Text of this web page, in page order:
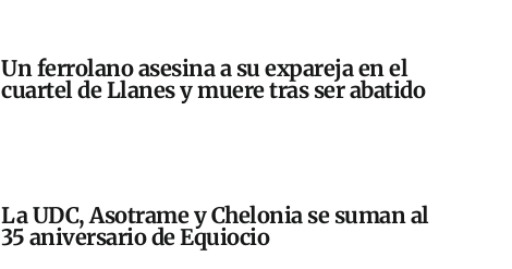
Un ferrolano asesina a su expareja en el
cuartel de Llanes y muere tras ser abatido
La UDC, Asotrame y Chelonia se suman al
35 aniversario de Equiocio